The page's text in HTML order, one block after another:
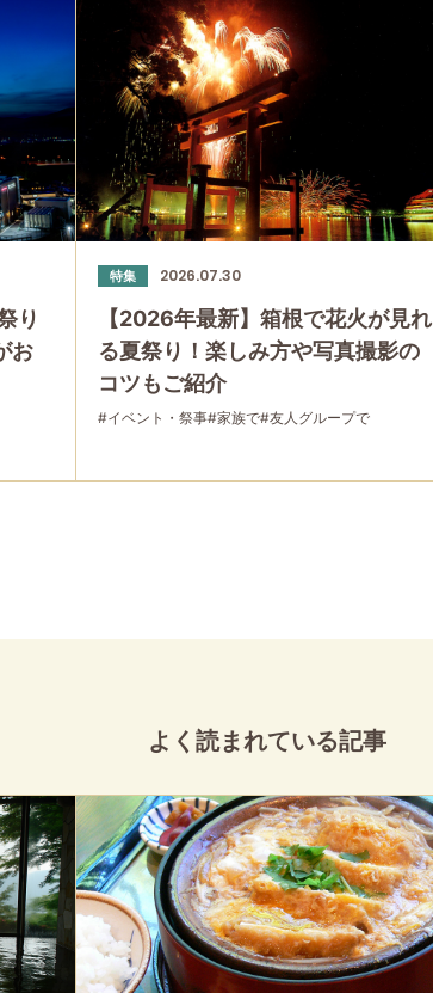
り
お
特集 2026.07.30
【2026年最新】箱根で花火が見れ
る夏祭り！楽しみ方や写真撮影の
コツもご紹介
#イベント・祭事#家族で#友人グループで
よく読まれている記事